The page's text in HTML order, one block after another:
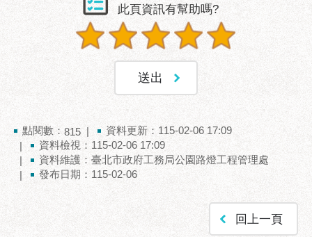
私
資
訊
全
政
策
聯
方
此頁資訊有幫助嗎?
點閱數： 815
資料更新：115-02-06 17:09
資料檢視：115-02-06 17:09
資料維護：臺北市政府工務局公園路燈工程管理處
發布日期：115-02-06
回上一頁